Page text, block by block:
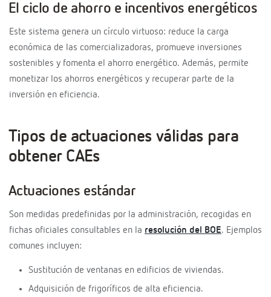
El ciclo de ahorro e incentivos energéticos
Este sistema genera un círculo virtuoso: reduce la carga
económica de las comercializadoras, promueve inversiones
sostenibles y fomenta el ahorro energético. Además, permite
monetizar los ahorros energéticos y recuperar parte de la
inversión en eficiencia.
Tipos de actuaciones válidas para
obtener CAEs
Actuaciones estándar
Son medidas predefinidas por la administración, recogidas en
fichas oficiales consultables en la resolución del BOE. Ejemplos
comunes incluyen:
Sustitución de ventanas en edificios de viviendas.
Adquisición de frigoríficos de alta eficiencia.